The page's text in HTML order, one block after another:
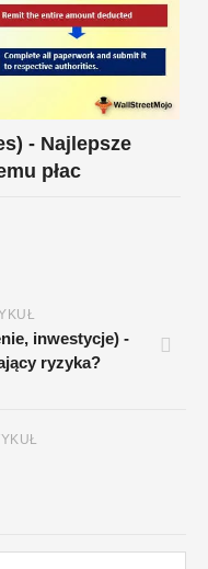
- Najlepsze
płac
inwestycje) -
ryzyka?